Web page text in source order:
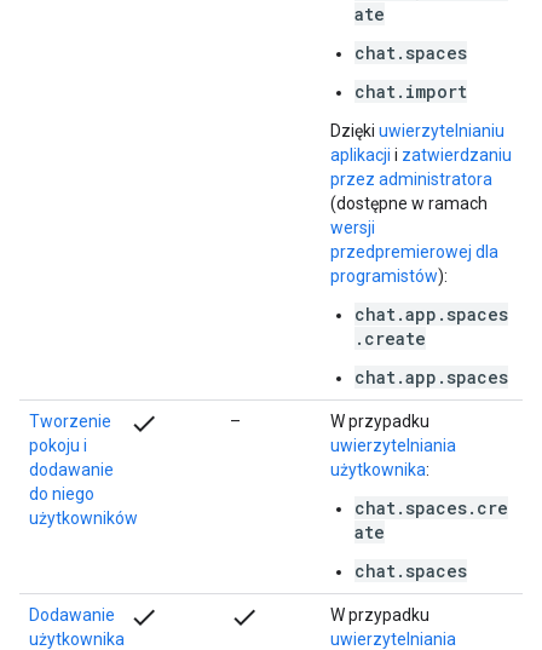
ate
chat.spaces
chat.import
Dzięki uwierzytelnianiu
aplikacji i zatwierdzaniu
przez administratora
(dostępne w ramach
wersji
przedpremierowej dla
programistów):
chat.app.spaces
.create
chat.app.spaces
Tworzenie
pokoju i
dodawanie
do niego
użytkowników
check –
W przypadku
uwierzytelniania
użytkownika:
chat.spaces.cre
ate
chat.spaces
Dodawanie
użytkownika
check check
W przypadku
uwierzytelniania